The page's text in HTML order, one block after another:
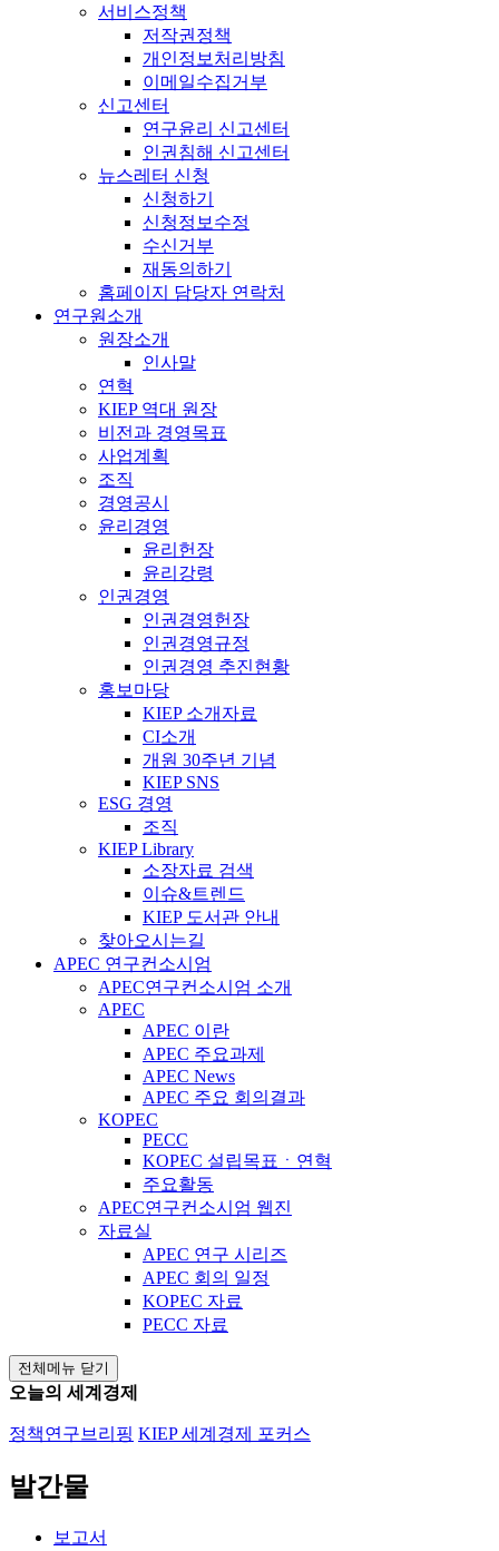
서비스정책
저작권정책
개인정보처리방침
이메일수집거부
신고센터
연구윤리 신고센터
인권침해 신고센터
뉴스레터 신청
신청하기
신청정보수정
수신거부
재동의하기
홈페이지 담당자 연락처
연구원소개
원장소개
인사말
연혁
KIEP 역대 원장
비전과 경영목표
사업계획
조직
경영공시
윤리경영
윤리헌장
윤리강령
인권경영
인권경영헌장
인권경영규정
인권경영 추진현황
홍보마당
KIEP 소개자료
CI소개
개원 30주년 기념
KIEP SNS
ESG 경영
조직
KIEP Library
소장자료 검색
이슈&트렌드
KIEP 도서관 안내
찾아오시는길
APEC 연구컨소시엄
APEC연구컨소시엄 소개
APEC
APEC 이란
APEC 주요과제
APEC News
APEC 주요 회의결과
KOPEC
PECC
KOPEC 설립목표ㆍ연혁
주요활동
APEC연구컨소시엄 웹진
자료실
APEC 연구 시리즈
APEC 회의 일정
KOPEC 자료
PECC 자료
전체메뉴 닫기
오늘의 세계경제
정책연구브리핑 KIEP 세계경제 포커스
발간물
보고서